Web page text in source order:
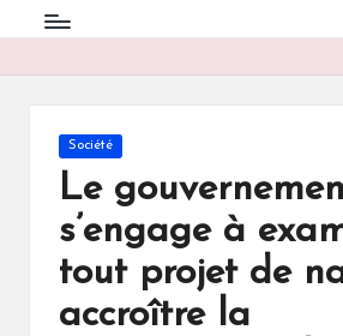
en
un
Posted
in
Société
Le
s’engage à
tout projet de
accroître la